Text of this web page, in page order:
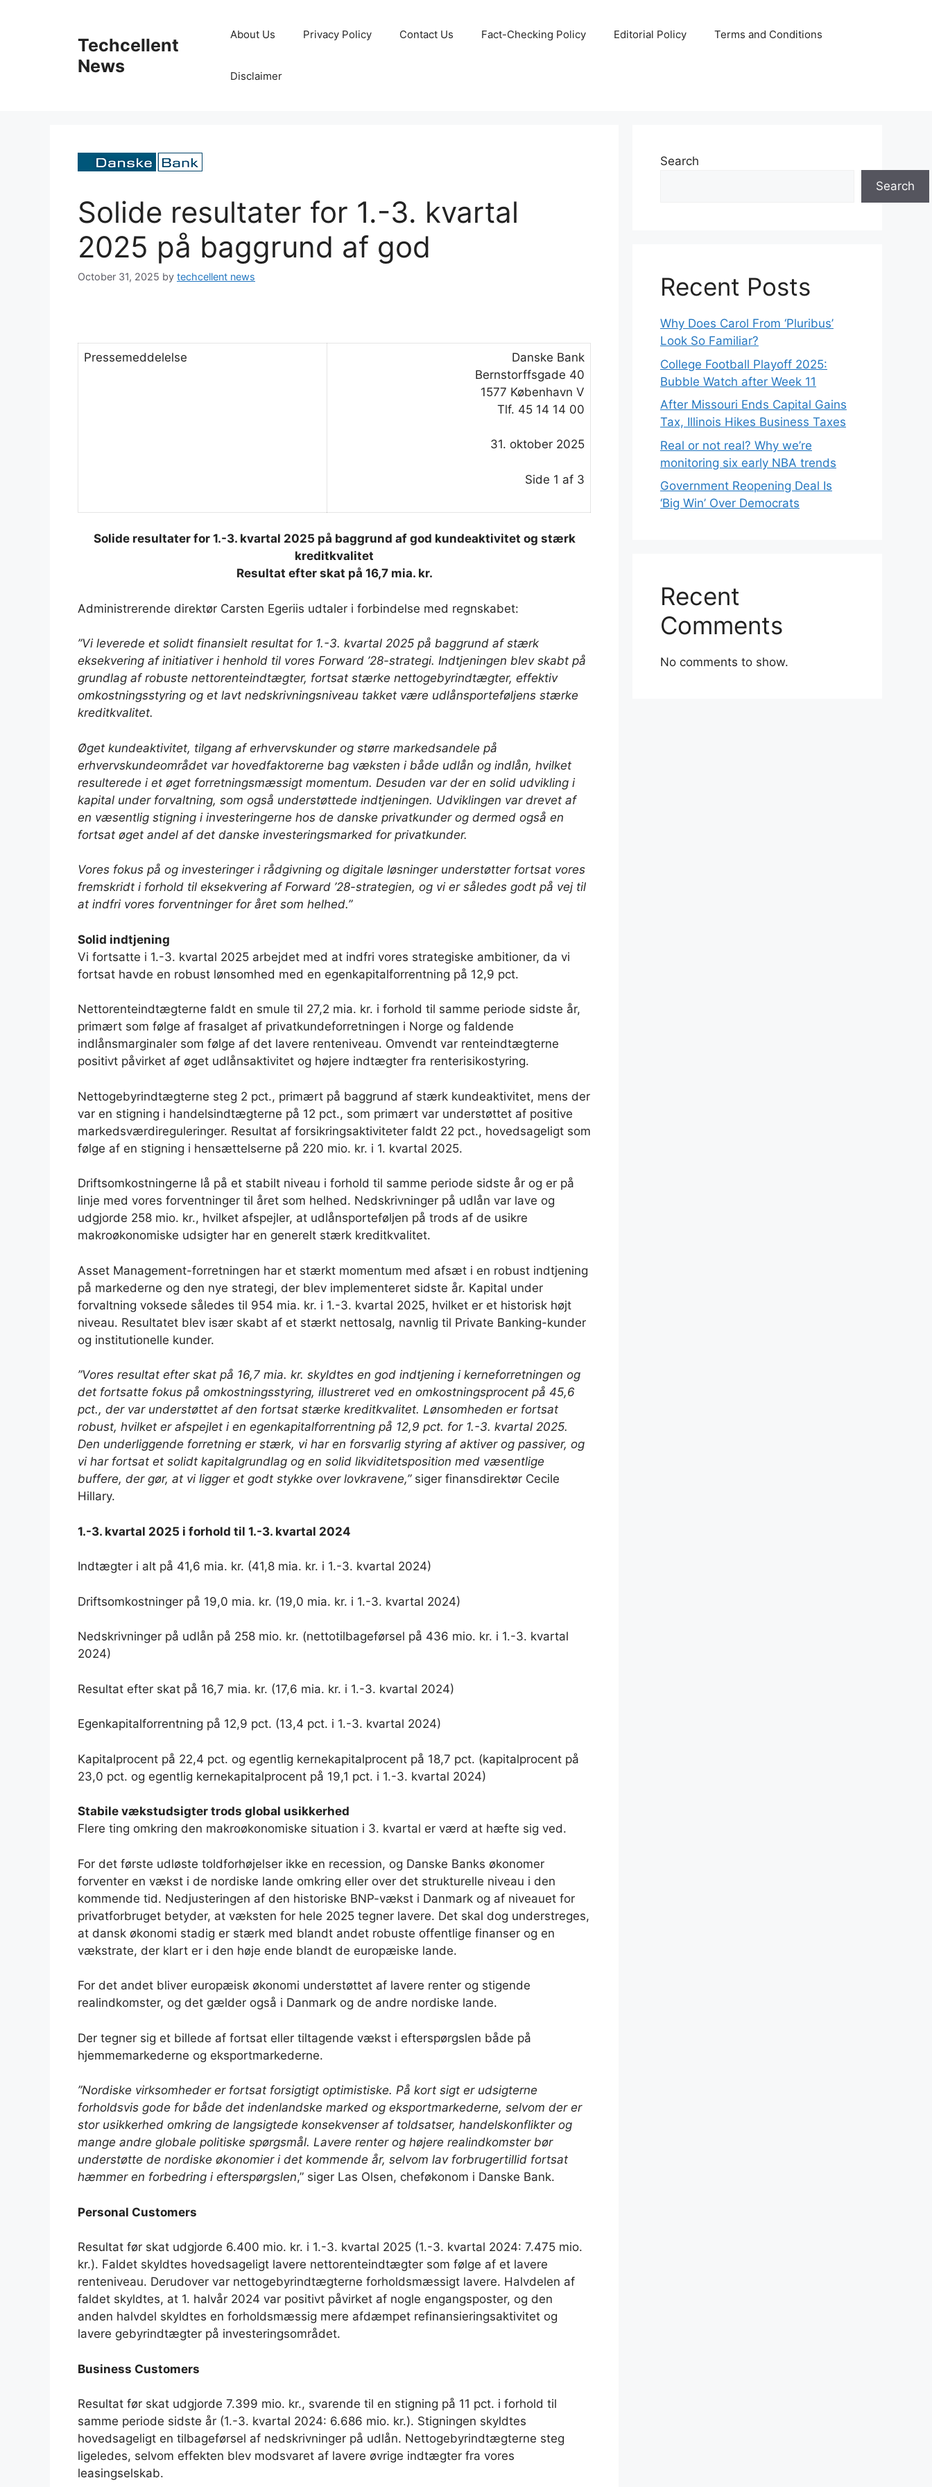
Techcellent
News
About Us Privacy Policy Contact Us Fact-Checking Policy Editorial Policy Terms and Conditions
Disclaimer
Solide resultater for 1.-3. kvartal
2025 på baggrund af god
October 31, 2025 by techcellent news
Pressemeddelelse
Danske Bank
Bernstorffsgade 40
1577 København V
Tlf. 45 14 14 00
31. oktober 2025
Side 1 af 3
Solide resultater for 1.-3. kvartal 2025 på baggrund af god kundeaktivitet og stærk
kreditkvalitet
Resultat efter skat på 16,7 mia. kr.
Administrerende direktør Carsten Egeriis udtaler i forbindelse med regnskabet:
”Vi leverede et solidt finansielt resultat for 1.-3. kvartal 2025 på baggrund af stærk
eksekvering af initiativer i henhold til vores Forward ’28-strategi. Indtjeningen blev skabt på
grundlag af robuste nettorenteindtægter, fortsat stærke nettogebyrindtægter, effektiv
omkostningsstyring og et lavt nedskrivningsniveau takket være udlånsporteføljens stærke
kreditkvalitet.
Øget kundeaktivitet, tilgang af erhvervskunder og større markedsandele på
erhvervskundeområdet var hovedfaktorerne bag væksten i både udlån og indlån, hvilket
resulterede i et øget forretningsmæssigt momentum. Desuden var der en solid udvikling i
kapital under forvaltning, som også understøttede indtjeningen. Udviklingen var drevet af
en væsentlig stigning i investeringerne hos de danske privatkunder og dermed også en
fortsat øget andel af det danske investeringsmarked for privatkunder.
Vores fokus på og investeringer i rådgivning og digitale løsninger understøtter fortsat vores
fremskridt i forhold til eksekvering af Forward ’28-strategien, og vi er således godt på vej til
at indfri vores forventninger for året som helhed.”
Solid indtjening
Vi fortsatte i 1.-3. kvartal 2025 arbejdet med at indfri vores strategiske ambitioner, da vi
fortsat havde en robust lønsomhed med en egenkapitalforrentning på 12,9 pct.
Nettorenteindtægterne faldt en smule til 27,2 mia. kr. i forhold til samme periode sidste år,
primært som følge af frasalget af privatkundeforretningen i Norge og faldende
indlånsmarginaler som følge af det lavere renteniveau. Omvendt var renteindtægterne
positivt påvirket af øget udlånsaktivitet og højere indtægter fra renterisikostyring.
Nettogebyrindtægterne steg 2 pct., primært på baggrund af stærk kundeaktivitet, mens der
var en stigning i handelsindtægterne på 12 pct., som primært var understøttet af positive
markedsværdireguleringer. Resultat af forsikringsaktiviteter faldt 22 pct., hovedsageligt som
følge af en stigning i hensættelserne på 220 mio. kr. i 1. kvartal 2025.
Driftsomkostningerne lå på et stabilt niveau i forhold til samme periode sidste år og er på
linje med vores forventninger til året som helhed. Nedskrivninger på udlån var lave og
udgjorde 258 mio. kr., hvilket afspejler, at udlånsporteføljen på trods af de usikre
makroøkonomiske udsigter har en generelt stærk kreditkvalitet.
Asset Management-forretningen har et stærkt momentum med afsæt i en robust indtjening
på markederne og den nye strategi, der blev implementeret sidste år. Kapital under
forvaltning voksede således til 954 mia. kr. i 1.-3. kvartal 2025, hvilket er et historisk højt
niveau. Resultatet blev især skabt af et stærkt nettosalg, navnlig til Private Banking-kunder
og institutionelle kunder.
”Vores resultat efter skat på 16,7 mia. kr. skyldtes en god indtjening i kerneforretningen og
det fortsatte fokus på omkostningsstyring, illustreret ved en omkostningsprocent på 45,6
pct., der var understøttet af den fortsat stærke kreditkvalitet. Lønsomheden er fortsat
robust, hvilket er afspejlet i en egenkapitalforrentning på 12,9 pct. for 1.-3. kvartal 2025.
Den underliggende forretning er stærk, vi har en forsvarlig styring af aktiver og passiver, og
vi har fortsat et solidt kapitalgrundlag og en solid likviditetsposition med væsentlige
buffere, der gør, at vi ligger et godt stykke over lovkravene,” siger finansdirektør Cecile
Hillary.
1.-3. kvartal 2025 i forhold til 1.-3. kvartal 2024
Indtægter i alt på 41,6 mia. kr. (41,8 mia. kr. i 1.-3. kvartal 2024)
Driftsomkostninger på 19,0 mia. kr. (19,0 mia. kr. i 1.-3. kvartal 2024)
Nedskrivninger på udlån på 258 mio. kr. (nettotilbageførsel på 436 mio. kr. i 1.-3. kvartal
2024)
Resultat efter skat på 16,7 mia. kr. (17,6 mia. kr. i 1.-3. kvartal 2024)
Egenkapitalforrentning på 12,9 pct. (13,4 pct. i 1.-3. kvartal 2024)
Kapitalprocent på 22,4 pct. og egentlig kernekapitalprocent på 18,7 pct. (kapitalprocent på
23,0 pct. og egentlig kernekapitalprocent på 19,1 pct. i 1.-3. kvartal 2024)
Stabile vækstudsigter trods global usikkerhed
Flere ting omkring den makroøkonomiske situation i 3. kvartal er værd at hæfte sig ved.
For det første udløste toldforhøjelser ikke en recession, og Danske Banks økonomer
forventer en vækst i de nordiske lande omkring eller over det strukturelle niveau i den
kommende tid. Nedjusteringen af den historiske BNP-vækst i Danmark og af niveauet for
privatforbruget betyder, at væksten for hele 2025 tegner lavere. Det skal dog understreges,
at dansk økonomi stadig er stærk med blandt andet robuste offentlige finanser og en
vækstrate, der klart er i den høje ende blandt de europæiske lande.
For det andet bliver europæisk økonomi understøttet af lavere renter og stigende
realindkomster, og det gælder også i Danmark og de andre nordiske lande.
Der tegner sig et billede af fortsat eller tiltagende vækst i efterspørgslen både på
hjemmemarkederne og eksportmarkederne.
”Nordiske virksomheder er fortsat forsigtigt optimistiske. På kort sigt er udsigterne
forholdsvis gode for både det indenlandske marked og eksportmarkederne, selvom der er
stor usikkerhed omkring de langsigtede konsekvenser af toldsatser, handelskonflikter og
mange andre globale politiske spørgsmål. Lavere renter og højere realindkomster bør
understøtte de nordiske økonomier i det kommende år, selvom lav forbrugertillid fortsat
hæmmer en forbedring i efterspørgslen,” siger Las Olsen, cheføkonom i Danske Bank.
Personal Customers
Resultat før skat udgjorde 6.400 mio. kr. i 1.-3. kvartal 2025 (1.-3. kvartal 2024: 7.475 mio.
kr.). Faldet skyldtes hovedsageligt lavere nettorenteindtægter som følge af et lavere
renteniveau. Derudover var nettogebyrindtægterne forholdsmæssigt lavere. Halvdelen af
faldet skyldtes, at 1. halvår 2024 var positivt påvirket af nogle engangsposter, og den
anden halvdel skyldtes en forholdsmæssig mere afdæmpet refinansieringsaktivitet og
lavere gebyrindtægter på investeringsområdet.
Business Customers
Resultat før skat udgjorde 7.399 mio. kr., svarende til en stigning på 11 pct. i forhold til
samme periode sidste år (1.-3. kvartal 2024: 6.686 mio. kr.). Stigningen skyldtes
hovedsageligt en tilbageførsel af nedskrivninger på udlån. Nettogebyrindtægterne steg
ligeledes, selvom effekten blev modsvaret af lavere øvrige indtægter fra vores
leasingselskab.
Search
Search
Recent Posts
Why Does Carol From ‘Pluribus’
Look So Familiar?
College Football Playoff 2025:
Bubble Watch after Week 11
After Missouri Ends Capital Gains
Tax, Illinois Hikes Business Taxes
Real or not real? Why we’re
monitoring six early NBA trends
Government Reopening Deal Is
‘Big Win’ Over Democrats
Recent
Comments
No comments to show.